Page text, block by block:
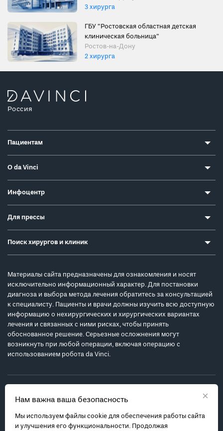
3 хирурга
ГБУ "Ростовская областная детская
клиническая больница"
Ростов-на-Дону
2 хирурга
×
Нам важна ваша безопасность
Мы используем файлы cookie для обеспечения работы сайта
и улучшения его функциональности. Продолжая
Россия
Пациентам
О da Vinci
Инфоцентр
Для прессы
Поиск хирургов и клиник
Материалы сайта предназначены для ознакомления и носят
исключительно информационный характер. Для постановки
диагноза и выбора метода лечения обратитесь за консультацией
к специалисту. Пациенты и врачи должны изучить всю доступную
информацию о нехирургических и хирургических вариантах
лечения и связанных с ними рисках, чтобы принять
обоснованное решение. Серьезные осложнения могут
возникнуть при любой операции, включая операцию с
использованием робота da Vinci.
Политика обработки персональных данных